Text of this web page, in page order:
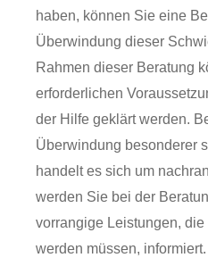
haben, können Sie eine
Überwindung dieser
Rahmen dieser Beratung
erforderlichen
der Hilfe geklärt werden.
Überwindung besonderer
handelt es sich um
werden Sie bei der
vorrangige Leistungen,
werden müssen,